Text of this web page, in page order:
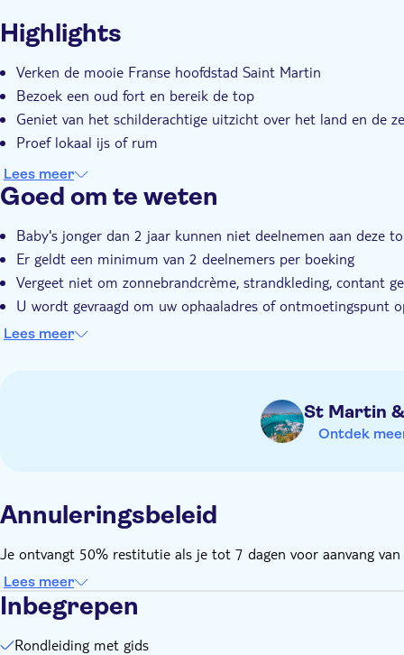
Tour met gids
Highlights
Verken de mooie Franse hoofdstad Saint Martin
Bezoek een oud fort en bereik de top
Geniet van het schilderachtige uitzicht over het land en de
Proef lokaal ijs of rum
Lees meer
Goed om te weten
Baby's jonger dan 2 jaar kunnen niet deelnemen aan deze
Er geldt een minimum van 2 deelnemers per boeking
Vergeet niet om zonnebrandcrème, strandkleding, contant
U wordt gevraagd om uw ophaaladres of ontmoetingspunt
Het evenement wordt geleid door een meertalige gids
Lees meer
St Martin
Ontdek
Annuleringsbeleid
Je ontvangt 50% restitutie als je tot 7 dagen voor aanvang
Lees meer
Inbegrepen
Rondleiding met gids